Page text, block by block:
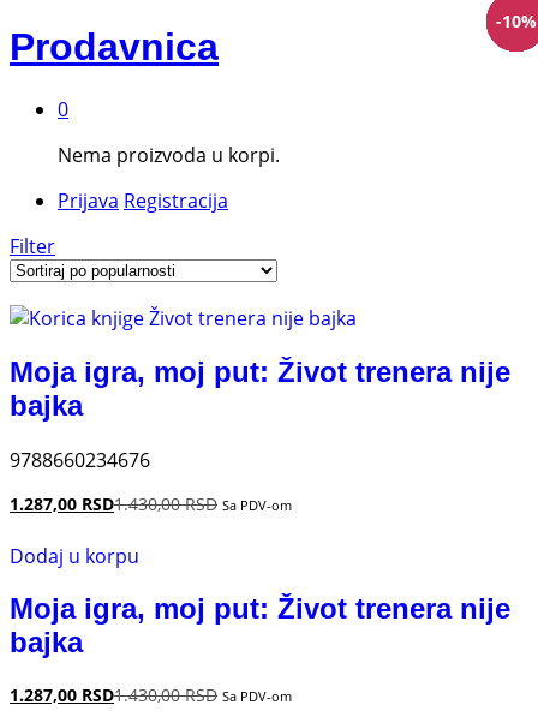
Prodavnica
0
Nema proizvoda u korpi.
Prijava Registracija
Filter
-10%
Moja igra, moj put: Život trenera nije
bajka
9788660234676
1.287,00 RSD1.430,00RSD Sa PDV-om
Dodaj u korpu
Moja igra, moj put: Život trenera nije
bajka
1.287,00 RSD1.430,00RSD Sa PDV-om
-10%
-10%
-10%
-10%
-10%
-10%
-10%
-10%
-10%
-10%